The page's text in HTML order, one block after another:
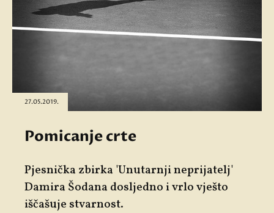
27.05.2019.
Pomicanje crte
Pjesnička zbirka 'Unutarnji neprijatelj'
Damira Šodana dosljedno i vrlo vješto
iščašuje stvarnost.